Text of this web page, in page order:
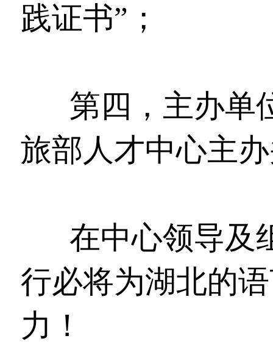
践证书”；
第四，主办
旅部人才中心主
在中心领导及
行必将为湖北的
力！